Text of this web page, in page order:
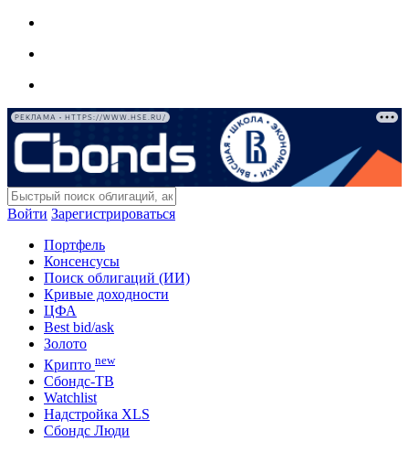
РЕКЛАМА • HTTPS://WWW.HSE.RU/
Войти Зарегистрироваться
Портфель
Консенсусы
Поиск облигаций (ИИ)
Кривые доходности
ЦФА
Best bid/ask
Золото
Крипто new
Сбондс-ТВ
Watchlist
Надстройка XLS
Сбондс Люди